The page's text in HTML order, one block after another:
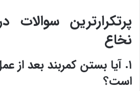
پرتکرارترین سوالات
نخاع
۱. آیا بستن کمربند بعد از
است؟